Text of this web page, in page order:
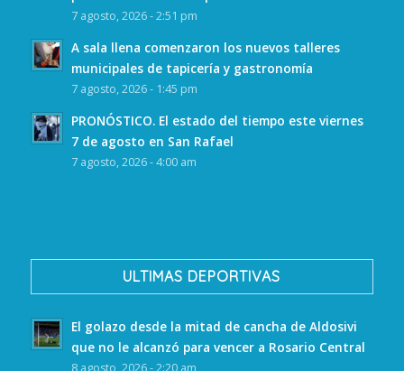
7 agosto, 2026 - 2:51 pm
A sala llena comenzaron los nuevos talleres
municipales de tapicería y gastronomía
7 agosto, 2026 - 1:45 pm
PRONÓSTICO. El estado del tiempo este viernes
7 de agosto en San Rafael
7 agosto, 2026 - 4:00 am
ULTIMAS DEPORTIVAS
El golazo desde la mitad de cancha de Aldosivi
que no le alcanzó para vencer a Rosario Central